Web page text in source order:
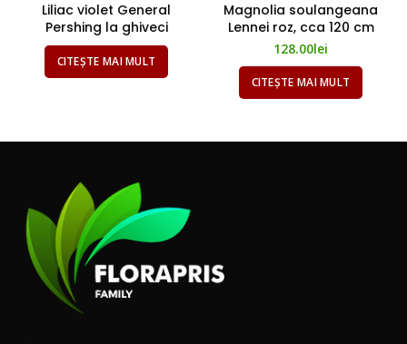
Liliac violet General
Pershing la ghiveci
CITEȘTE MAI MULT
Magnolia soulangeana
Lennei roz, cca 120 cm
128.00lei
CITEȘTE MAI MULT